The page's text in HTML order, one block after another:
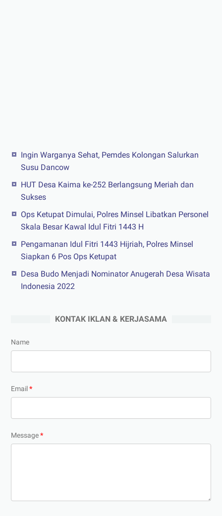
Ingin Warganya Sehat, Pemdes Kolongan Salurkan
Susu Dancow
HUT Desa Kaima ke-252 Berlangsung Meriah dan
Sukses
Ops Ketupat Dimulai, Polres Minsel Libatkan Personel
Skala Besar Kawal Idul Fitri 1443 H
Pengamanan Idul Fitri 1443 Hijriah, Polres Minsel
Siapkan 6 Pos Ops Ketupat
Desa Budo Menjadi Nominator Anugerah Desa Wisata
Indonesia 2022
KONTAK IKLAN & KERJASAMA
Name
Email *
Message*